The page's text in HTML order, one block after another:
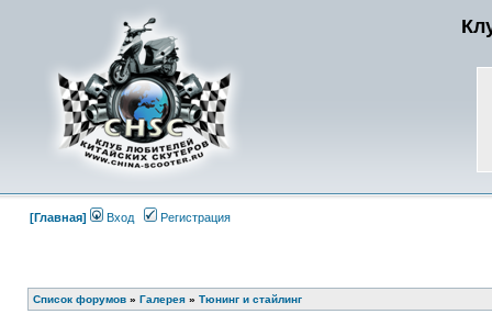
[Главная] Вход Регистрация
Список форумов » Галерея » Тюнинг и стайлинг